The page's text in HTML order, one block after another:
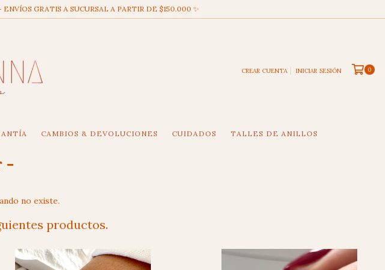
GRATIS A SUCURSAL A PARTIR DE $150.000 ✨
CREAR CUENTA INICIAR SESIÓN 0
CAMBIOS & DEVOLUCIONES CUIDADOS TALLES DE ANILLOS
-
no existe.
productos.